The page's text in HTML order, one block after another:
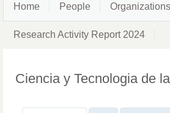
Home People Organizations
Research Activity Report 2024
Ciencia y Tecnologia de